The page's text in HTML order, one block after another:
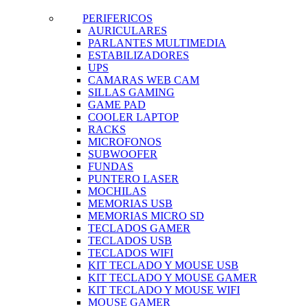
PERIFERICOS
AURICULARES
PARLANTES MULTIMEDIA
ESTABILIZADORES
UPS
CAMARAS WEB CAM
SILLAS GAMING
GAME PAD
COOLER LAPTOP
RACKS
MICROFONOS
SUBWOOFER
FUNDAS
PUNTERO LASER
MOCHILAS
MEMORIAS USB
MEMORIAS MICRO SD
TECLADOS GAMER
TECLADOS USB
TECLADOS WIFI
KIT TECLADO Y MOUSE USB
KIT TECLADO Y MOUSE GAMER
KIT TECLADO Y MOUSE WIFI
MOUSE GAMER